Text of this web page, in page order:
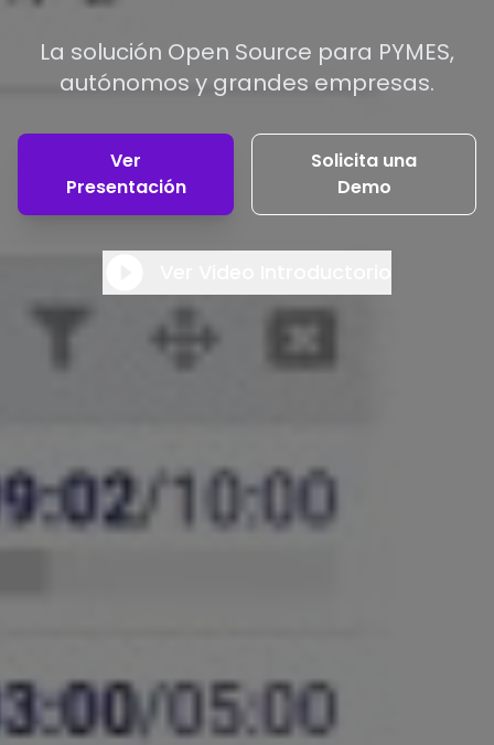
La solución Open Source para PYMES,
autónomos y grandes empresas.
Ver
Presentación
Solicita una
Demo